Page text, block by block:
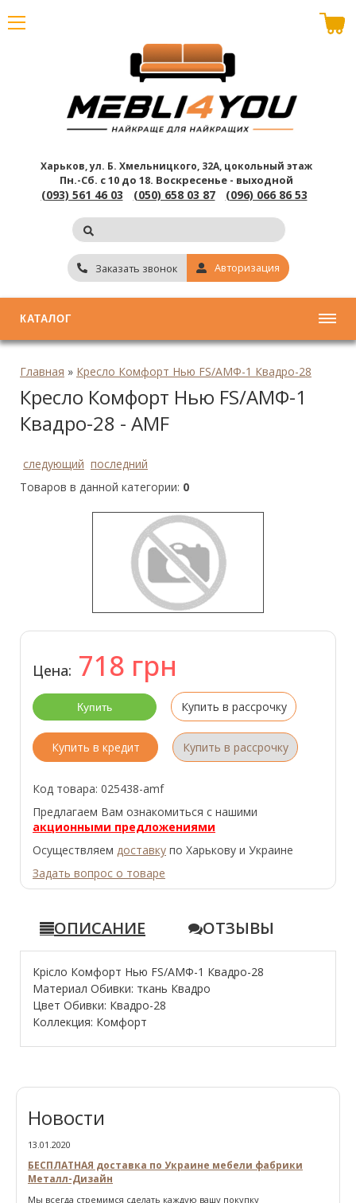
Харьков, ул. Б. Хмельницкого, 32А, цокольный этаж
Пн.-Сб. с 10 до 18. Воскресенье - выходной
(093) 561 46 03 (050) 658 03 87 (096) 066 86 53
Заказать звонок Авторизация
КАТАЛОГ
Главная » Кресло Комфорт Нью FS/АМФ-1 Квадро-28
Кресло Комфорт Нью FS/АМФ-1
Квадро-28 - AMF
следующий последний
Товаров в данной категории: 0
Цена: 718 грн
Купить в рассрочку
Купить в кредит Купить в рассрочку
Код товара: 025438-amf
Предлагаем Вам ознакомиться с нашими
акционными предложениями
Осуществляем доставку по Харькову и Украине
Задать вопрос о товаре
ОПИСАНИЕ ОТЗЫВЫ
Крісло Комфорт Нью FS/АМФ-1 Квадро-28
Материал Обивки: ткань Квадро
Цвет Обивки: Квадро-28
Коллекция: Комфорт
В корзине пусто
Новости
13.01.2020
БЕСПЛАТНАЯ доставка по Украине мебели фабрики
Металл-Дизайн
Мы всегда стремимся сделать каждую вашу покупку